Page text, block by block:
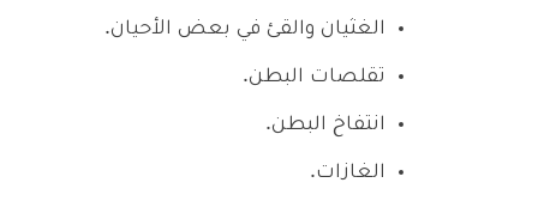
الغثيان والقئ في بعض الأحيان.
تقلصات البطن.
انتفاخ البطن.
الغازات.